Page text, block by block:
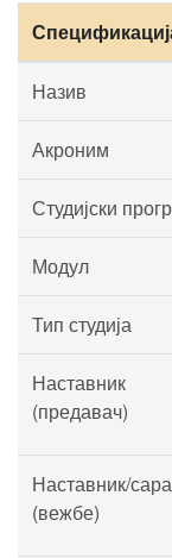
Назив
Акроним
Студијски
Модул
Тип студија
Наставник
(предавач)
Наставник/
(вежбе)